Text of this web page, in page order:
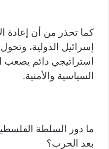
كما تحذر من أن إعادة
إسرائيل الدولية،
استراتيجي دائم يصعب
السياسية والأمنية.
ما دور السلطة
بعد الحرب؟